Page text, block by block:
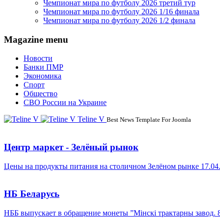
Чемпионат мира по футболу 2026 третий тур
Чемпионат мира по футболу 2026 1/16 финала
Чемпионат мира по футболу 2026 1/2 финала
Magazine menu
Новости
Банки ПМР
Экономика
Спорт
Общество
СВО России на Украине
Teline V Best News Template For Joomla
Центр маркет - Зелёный рынок
Цены на продукты питания на столичном Зелёном рынке
НБ Беларусь
НББ выпускает в обращение монеты ”Мінскі трактарны завод.